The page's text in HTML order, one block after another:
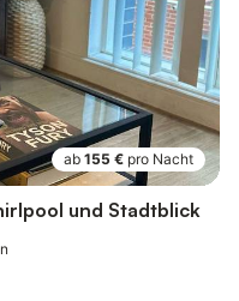
ab 155 € pro Nacht
und Stadtblick